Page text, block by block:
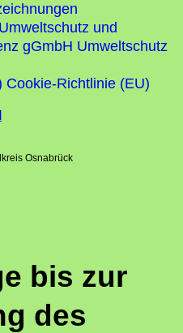
und
gGmbH Umweltschutz
Cookie-Richtlinie (EU)
Osnabrück
bis zur
des